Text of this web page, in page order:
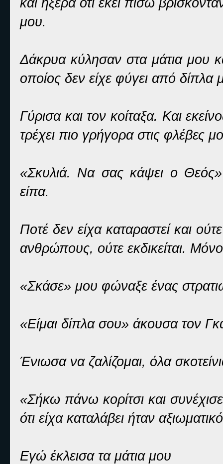
μου.
Δάκρυα κύλησαν στα μάτια μου
οποίος δεν είχε φύγει από δίπλα
Γύρισα και τον κοίταξα. Και
τρέχει πιο γρήγορα στις φλέβες
«Σκυλιά. Να σας κάψει ο
είπα.
Ποτέ δεν είχα καταραστεί και
ανθρώπους, ούτε εκδικείται.
«Σκάσε» μου φώναξε ένας
«Είμαι δίπλα σου» άκουσα τον
Ένιωσα να ζαλίζομαι, όλα
«Σήκω πάνω κορίτσι και
ότι είχα καταλάβει ήταν
Εγώ έκλεισα τα μάτια μου